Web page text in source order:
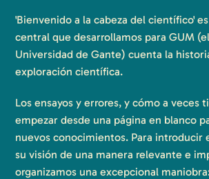
'Bienvenido a la cabeza del científico'
central que desarrollamos para GUM
Universidad de Gante) cuenta la
exploración científica.
Los ensayos y errores, y cómo a veces
empezar desde una página en blanco
nuevos conocimientos. Para introducir
su visión de una manera relevante e
organizamos una excepcional